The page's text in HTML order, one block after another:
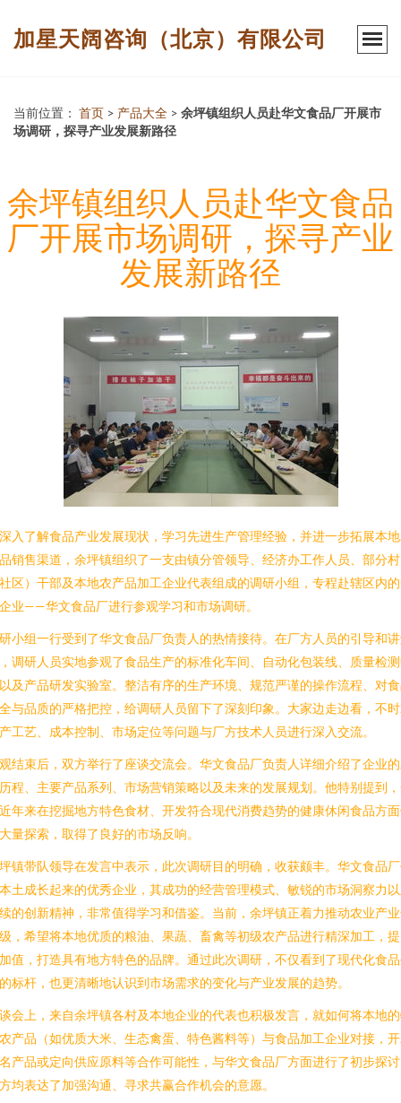
加星天阔咨询（北京）有限公司
当前位置： 首页 > 产品大全 > 余坪镇组织人员赴华文食品厂开展市
场调研，探寻产业发展新路径
余坪镇组织人员赴华文食品
厂开展市场调研，探寻产业
发展新路径
入了解食品产业发展现状，学习先进生产管理经验，并进一步拓展本
销售渠道，余坪镇组织了一支由镇分管领导、经济办工作人员、部分村
区）干部及本地农产品加工企业代表组成的调研小组，专程赴辖区内
业——华文食品厂进行参观学习和市场调研。
小组一行受到了华文食品厂负责人的热情接待。在厂方人员的引导和
调研人员实地参观了食品生产的标准化车间、自动化包装线、质量检
及产品研发实验室。整洁有序的生产环境、规范严谨的操作流程、对
与品质的严格把控，给调研人员留下了深刻印象。大家边走边看，不
工艺、成本控制、市场定位等问题与厂方技术人员进行深入交流。
结束后，双方举行了座谈交流会。华文食品厂负责人详细介绍了企业
程、主要产品系列、市场营销策略以及未来的发展规划。他特别提到
年来在挖掘地方特色食材、开发符合现代消费趋势的健康休闲食品方
量探索，取得了良好的市场反响。
镇带队领导在发言中表示，此次调研目的明确，收获颇丰。华文食品
土成长起来的优秀企业，其成功的经营管理模式、敏锐的市场洞察力
的创新精神，非常值得学习和借鉴。当前，余坪镇正着力推动农业产
，希望将本地优质的粮油、果蔬、畜禽等初级农产品进行精深加工，
值，打造具有地方特色的品牌。通过此次调研，不仅看到了现代化食
标杆，也更清晰地认识到市场需求的变化与产业发展的趋势。
会上，来自余坪镇各村及本地企业的代表也积极发言，就如何将本地
产品（如优质大米、生态禽蛋、特色酱料等）与食品加工企业对接，
产品或定向供应原料等合作可能性，与华文食品厂方面进行了初步探
均表达了加强沟通、寻求共赢合作机会的意愿。